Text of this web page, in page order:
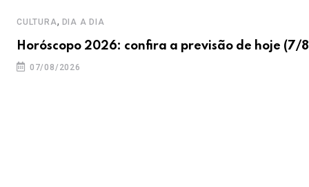
CULTURA, DIA A DIA
Horóscopo 2026: confira a previsão de hoje (7/
07/08/2026